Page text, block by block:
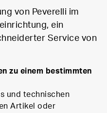
von Peverelli im
ein
Service von
zu einem bestimmten
und technischen
Artikel oder